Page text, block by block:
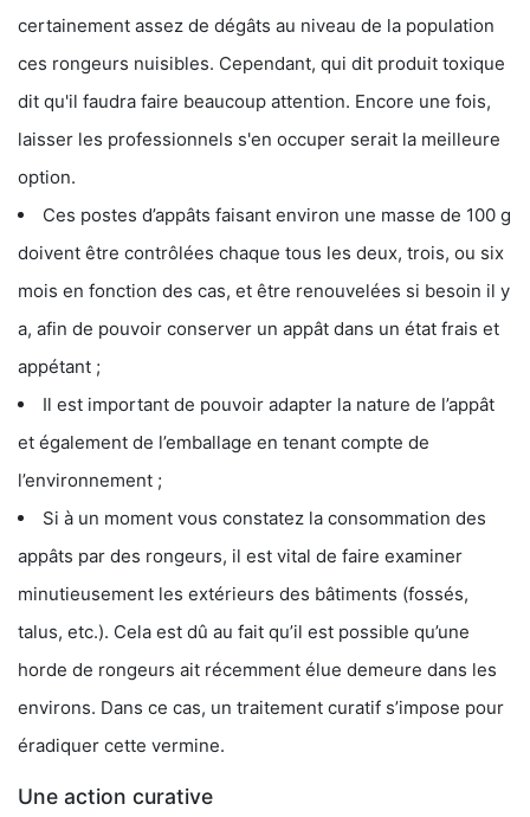
certainement assez de dégâts au niveau de la population
ces rongeurs nuisibles. Cependant, qui dit produit toxique
dit qu'il faudra faire beaucoup attention. Encore une fois,
laisser les professionnels s'en occuper serait la meilleure
option.
Ces postes d’appâts faisant environ une masse de 100 g
doivent être contrôlées chaque tous les deux, trois, ou six
mois en fonction des cas, et être renouvelées si besoin il y
a, afin de pouvoir conserver un appât dans un état frais et
appétant ;
Il est important de pouvoir adapter la nature de l’appât
et également de l’emballage en tenant compte de
l’environnement ;
Si à un moment vous constatez la consommation des
appâts par des rongeurs, il est vital de faire examiner
minutieusement les extérieurs des bâtiments (fossés,
talus, etc.). Cela est dû au fait qu’il est possible qu’une
horde de rongeurs ait récemment élue demeure dans les
environs. Dans ce cas, un traitement curatif s’impose pour
éradiquer cette vermine.
Une action curative